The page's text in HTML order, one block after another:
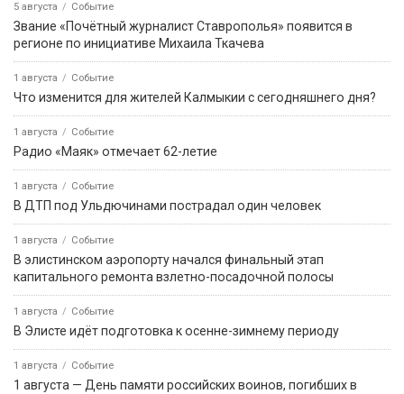
5 августа Событие
Звание «Почётный журналист Ставрополья» появится в
регионе по инициативе Михаила Ткачева
1 августа Событие
Что изменится для жителей Калмыкии с сегодняшнего дня?
1 августа Событие
Радио «Маяк» отмечает 62-летие
1 августа Событие
В ДТП под Ульдючинами пострадал один человек
1 августа Событие
В элистинском аэропорту начался финальный этап
капитального ремонта взлетно-посадочной полосы
1 августа Событие
В Элисте идёт подготовка к осенне-зимнему периоду
1 августа Событие
1 августа — День памяти российских воинов, погибших в